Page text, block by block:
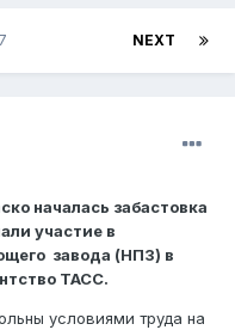
NEXT
началась забастовка
участие в
завода (НПЗ) в
ТАСС.
условиями труда на